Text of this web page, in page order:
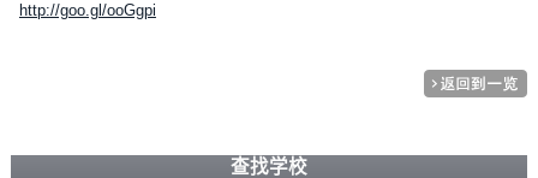
http://goo.gl/ooGgpi
查找学校